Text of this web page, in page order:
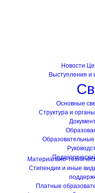
Новости
Выступления и
Основные
Структура и
Материально-
Стипендии и иные
Платные